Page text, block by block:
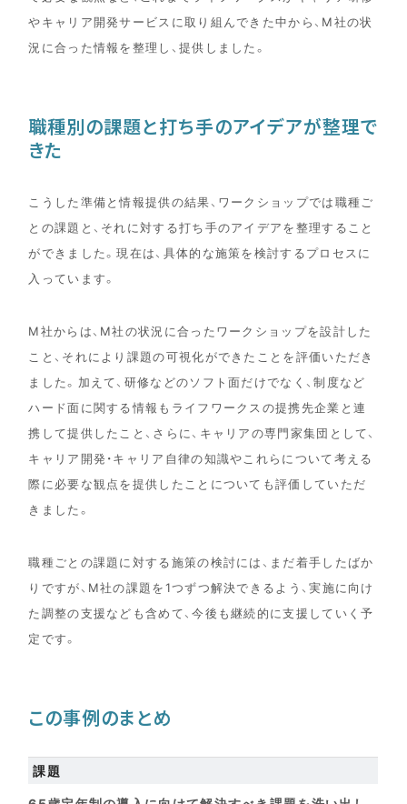
やキャリア開発サービスに取り組んできた中から、M社の状
況に合った情報を整理し、提供しました。
職種別の課題と打ち手のアイデアが整理で
きた
こうした準備と情報提供の結果、ワークショップでは職種ご
との課題と、それに対する打ち手のアイデアを整理すること
ができました。現在は、具体的な施策を検討するプロセスに
入っています。
M社からは、M社の状況に合ったワークショップを設計した
こと、それにより課題の可視化ができたことを評価いただき
ました。加えて、研修などのソフト面だけでなく、制度など
ハード面に関する情報もライフワークスの提携先企業と連
携して提供したこと、さらに、キャリアの専門家集団として、
キャリア開発・キャリア自律の知識やこれらについて考える
際に必要な観点を提供したことについても評価していただ
きました。
職種ごとの課題に対する施策の検討には、まだ着手したばか
りですが、M社の課題を1つずつ解決できるよう、実施に向け
た調整の支援なども含めて、今後も継続的に支援していく予
定です。
この事例のまとめ
課題